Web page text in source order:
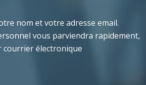
nom et votre adresse email.
vous parviendra rapidement,
courrier électronique